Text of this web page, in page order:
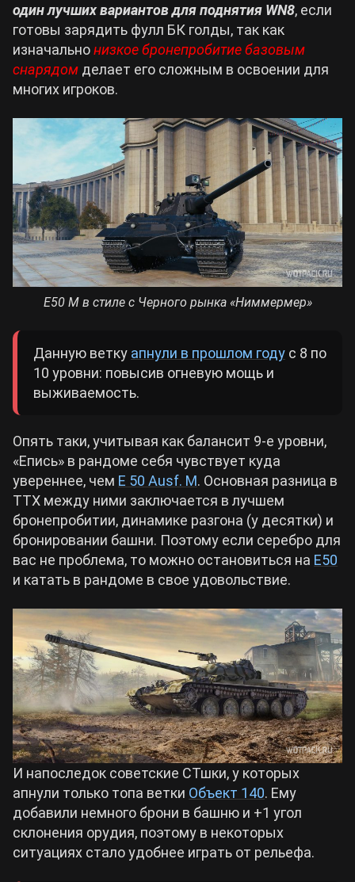
один лучших вариантов для поднятия WN8, если
готовы зарядить фулл БК голды, так как
изначальнонизкое бронепробитие базовым
снарядом делает его сложным в освоении для
многих игроков.
Е50 М в стиле с Черного рынка «Ниммермер»
Данную ветку апнули в прошлом году с 8 по
10 уровни: повысив огневую мощь и
выживаемость.
Опять таки, учитывая как балансит 9-е уровни,
«Епись» в рандоме себя чувствует куда
увереннее, чем E 50 Ausf. M. Основная разница в
ТТХ между ними заключается в лучшем
бронепробитии, динамике разгона (у десятки) и
бронировании башни. Поэтому если серебро для
вас не проблема, то можно остановиться на E50
и катать в рандоме в свое удовольствие.
И напоследок советские СТшки, у которых
апнули только топа ветки Объект 140. Ему
добавили немного брони в башню и +1 угол
склонения орудия, поэтому в некоторых
ситуациях стало удобнее играть от рельефа.